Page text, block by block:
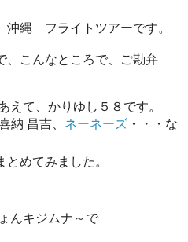
縄 フライトツアーです。
、こんなところで、ご勘弁
えて、かりゆし５８です。
納 昌吉、 ネーネーズ ・・・な
めてみました。
んキジムナ～で